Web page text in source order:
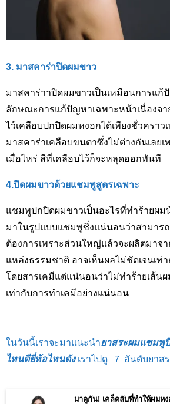
3. มาสคาร่าปิดผมขาว
มาสคาร่าาปิดผมขาวเป็นเหมือนการแก้
ลักษณะการแก้ปัญหาเฉพาะหน้าเนื่องจา
ไว้เคลือบปกปิดผมหงอกได้เพียงชั่วคราว
มาสคาร่าเคลือบขนตาซึ่งไม่ต่างกันเลยเ
เมื่อไหร่ สีที่เคลือบไว้ก็จะหลุดออกทันที
4.ปิดผมขาวด้วยแชมพูสูตรเฉพาะ
แชมพูปกปิดผมขาวเป็นอะไรที่ทำร้ายผม
มาในรูปแบบแชมพูซึ่งแน่นอนว่าสามาร
ต้องการเพราะส่วนใหญ่แล้วจะผลิตมาจ
แหล่งธรรมชาติ อาจเห็นผลไม่ชัดเจนเท่
โดยสารเคมีแต่แน่นอนว่าไม่ทำร้ายเส้น
เท่ากับการทำเคมีอย่างแน่นอน
ในวันนี้เราจะมาแนะนำยาสระผมแชมพู
ไหนดียี่ห้อไหนดังเราไปดู ７ อันดับยาส
มาดูกัน! เคล็ดลับที่ทำให้ผมห